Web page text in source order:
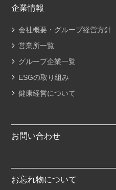
企業情報
会社概要・グループ経営方針
営業所一覧
グループ企業一覧
ESGの取り組み
健康経営について
お問い合わせ
お忘れ物について